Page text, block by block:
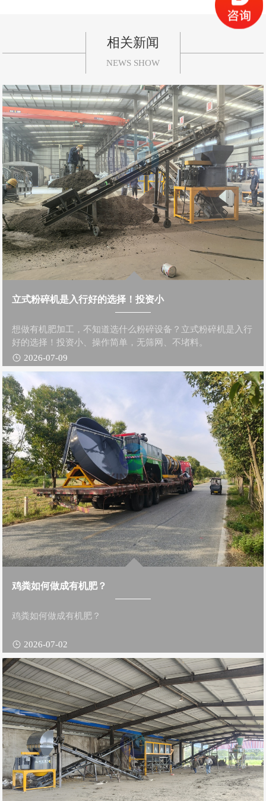
相关新闻
NEWS SHOW
立式粉碎机是入行好的选择！投资小
想做有机肥加工，不知道选什么粉碎设备？立式粉碎机是入行
好的选择！投资小、操作简单，无筛网、不堵料。
2026-07-09
鸡粪如何做成有机肥？
鸡粪如何做成有机肥？
2026-07-02